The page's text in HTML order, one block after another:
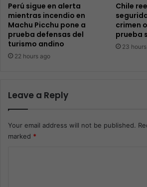
Perú sigue en alerta
mientras incendio en
Machu Picchu pone a
prueba defensas del
turismo andino
22 hours ago
Chile
crimen
prueba
23
Leave a Reply
Your email address will not be published.
marked *